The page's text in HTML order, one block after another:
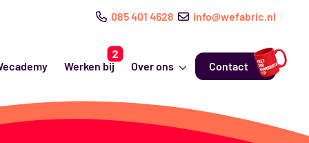
085 401 4628 info@wefabric.nl
Werken bij Over ons Contact